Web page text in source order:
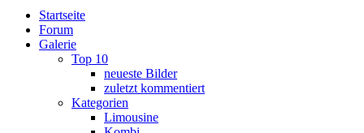
Startseite
Forum
Galerie
Top 10
neueste Bilder
zuletzt kommentiert
Kategorien
Limousine